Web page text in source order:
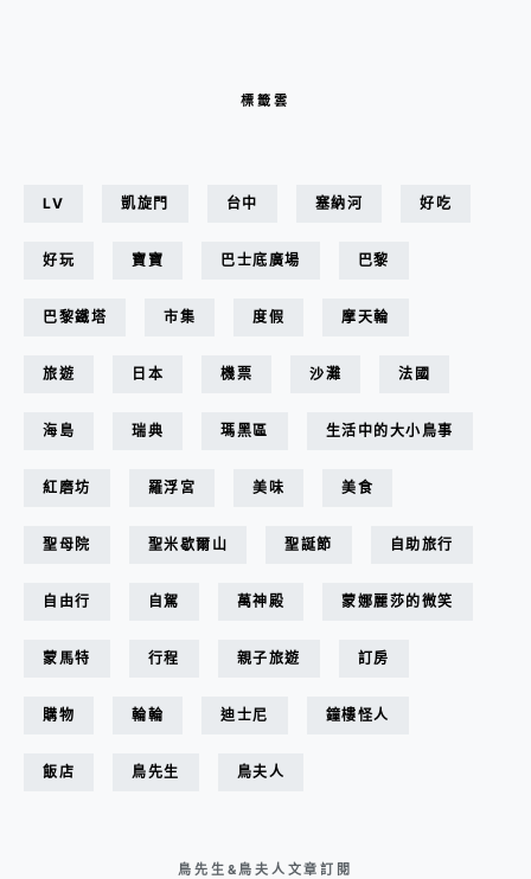
標籤雲
LV 凱旋門 台中 塞納河 好吃
好玩 寶寶 巴士底廣場 巴黎
巴黎鐵塔 市集 度假 摩天輪
旅遊 日本 機票 沙灘 法國
海島 瑞典 瑪黑區 生活中的大小鳥事
紅磨坊 羅浮宮 美味 美食
聖母院 聖米歇爾山 聖誕節 自助旅行
自由行 自駕 萬神殿 蒙娜麗莎的微笑
蒙馬特 行程 親子旅遊 訂房
購物 輪輪 迪士尼 鐘樓怪人
飯店 鳥先生 鳥夫人
鳥先生&鳥夫人文章訂閱